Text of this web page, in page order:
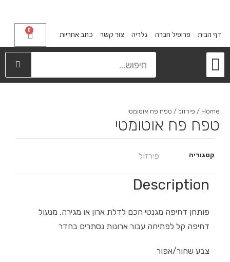
דף הבית פרופיל חברה גלריה צור קשר כתב אחריות
0
Home
/ פירזול / טפח פח אוטומטי
טפח פח אוטומטי
קטגוריה פירזול
Description
פותחן דחיפה מגנטי חכם לדלת ארון או מגירה, מנעול
דחיפה קל לפתיחה עבור ארונות נסתרים בחדר
צבע שחור/אפור